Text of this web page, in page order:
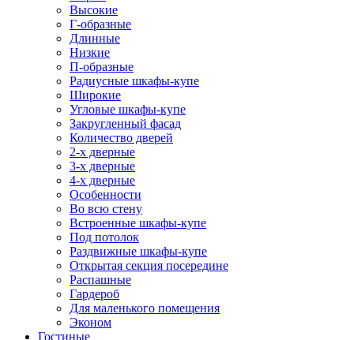
Высокие
Г-образные
Длинные
Низкие
П-образные
Радиусные шкафы-купе
Широкие
Угловые шкафы-купе
Закругленный фасад
Количество дверей
2-х дверные
3-х дверные
4-х дверные
Особенности
Во всю стену
Встроенные шкафы-купе
Под потолок
Раздвижные шкафы-купе
Открытая секция посередине
Распашные
Гардероб
Для маленького помещения
Эконом
Гостиные